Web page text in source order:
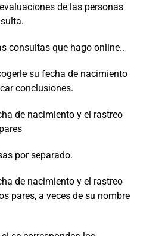
de las personas
consultas que hago online..
su fecha de nacimiento
conclusiones.
de nacimiento y el rastreo
por separado.
de nacimiento y el rastreo
pares, a veces de su nombre